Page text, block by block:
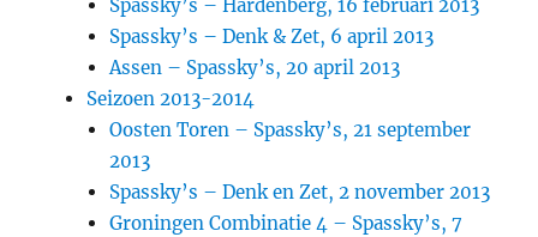
Spassky’s – Hardenberg, 16 februari 2013
Spassky’s – Denk & Zet, 6 april 2013
Assen – Spassky’s, 20 april 2013
Seizoen 2013-2014
Oosten Toren – Spassky’s, 21 september
2013
Spassky’s – Denk en Zet, 2 november 2013
Groningen Combinatie 4 – Spassky’s, 7